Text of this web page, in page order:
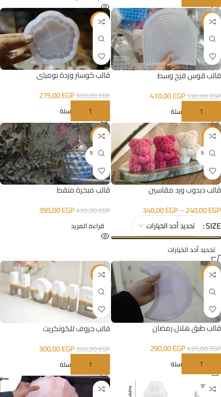
-23%
قالب قوس قزح وسط
530,00EGP
410,00EGP
إضافة إلى السلة
-14%
قالب كوستر وردة بومباي
320,00EGP
275,00EGP
إضافة إلى السلة
-17%
SOLD O
UT
قالب دبدوب ورد مقاسين
240,00EGP
–
340,00EGP
SIZE
تحديد أحد الخيارات
-8%
SOLD O
UT
قالب مبخرة منقط
430,00EGP
395,00EGP
قراءة المزيد
-33%
قالب طبق هلال رمضان
435,00EGP
290,00EGP
إضافة إلى السلة
-14%
قالب حروف للكونكريت
350,00EGP
300,00EGP
إضافة إلى السلة
SOLD O
UT